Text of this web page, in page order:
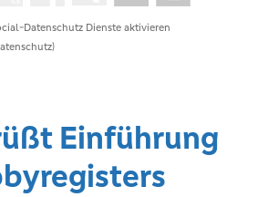
Datenschutz Dienste aktivieren
Einführung